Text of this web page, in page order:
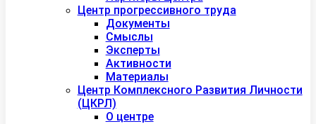
Центр прогрессивного труда
Документы
Смыслы
Эксперты
Активности
Материалы
Центр Комплексного Развития Личности
(ЦКРЛ)
О центре